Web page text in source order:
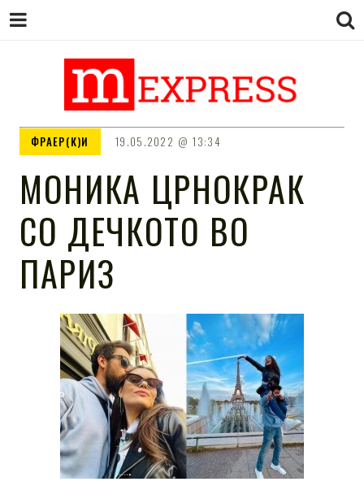
M EXPRESS
ФРАЕР(К)И 19.05.2022 13:34
МОНИКА ЦРНОКРАК
СО ДЕЧКОТО ВО
ПАРИЗ